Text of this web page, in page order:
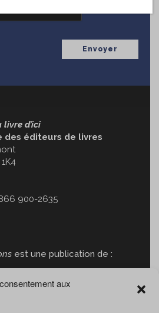
aux
d’ici
des éditeurs de livres
866 900-2635
est une publication de :